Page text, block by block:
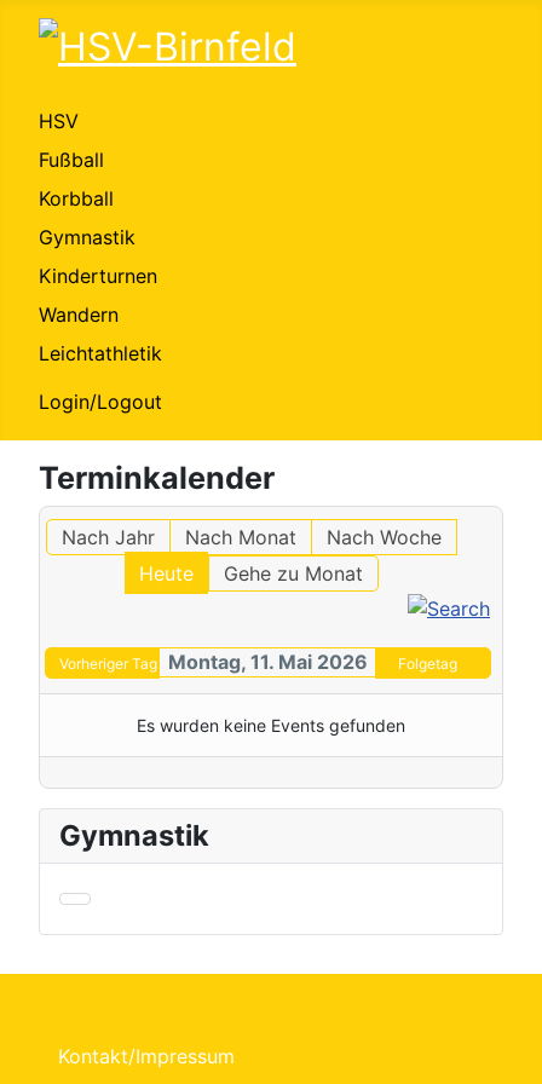
HSV
Fußball
Korbball
Gymnastik
Kinderturnen
Wandern
Leichtathletik
Login/Logout
Terminkalender
Nach Jahr Nach Monat
Nach Woche
Heute
Gehe zu Monat
Vorheriger Tag Montag, 11. Mai 2026 Folgetag
Es wurden keine Events gefunden
Gymnastik
Kontakt/Impressum